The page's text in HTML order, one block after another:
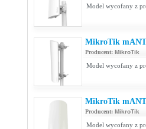
Model wycofany z
MikroTik mANT
Producent: MikroTik
Model wycofany z
MikroTik
Producent: MikroTik
Model wycofany z